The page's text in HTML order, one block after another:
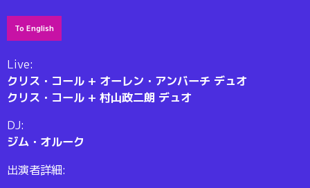
To English
Live:
クリス・コール + オーレン・アンバーチ デュオ
クリス・コール + 村山政二朗 デュオ
DJ:
ジム・オルーク
出演者詳細: